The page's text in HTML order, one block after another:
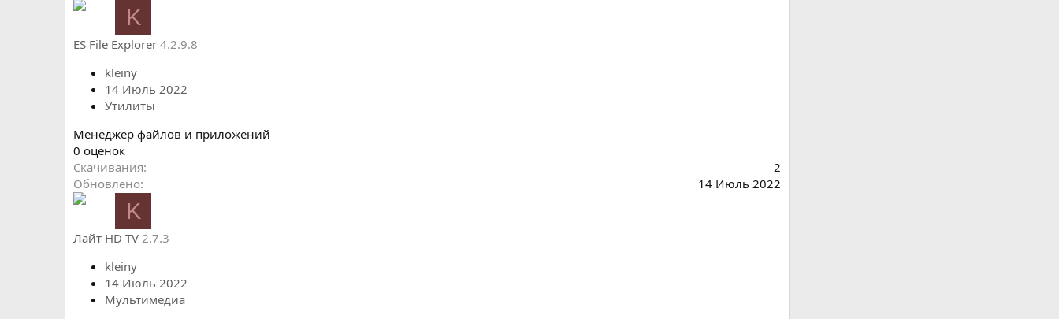
0
в
K
ES File Explorer 4.2.9.8
kleiny
14 Июль 2022
Утилиты
Менеджер файлов и приложений
0
.
0
0
в
0 оценок
Скачивания
2
Обновлено
14 Июль 2022
K
Лайт HD TV 2.7.3
kleiny
14 Июль 2022
Мультимедиа